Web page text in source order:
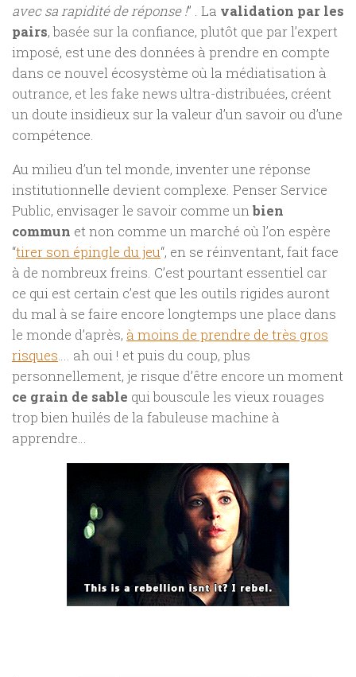
avec sa rapidité de réponse !” . La validation par les
pairs, basée sur la confiance, plutôt que par l’expert
imposé, est une des données à prendre en compte
dans ce nouvel écosystème où la médiatisation à
outrance, et les fake news ultra-distribuées, créent
un doute insidieux sur la valeur d’un savoir ou d’une
compétence.
Au milieu d’un tel monde, inventer une réponse
institutionnelle devient complexe. Penser Service
Public, envisager le savoir comme un bien
commun et non comme un marché où l’on espère
“tirer son épingle du jeu“, en se réinventant, fait face
à de nombreux freins. C’est pourtant essentiel car
ce qui est certain c’est que les outils rigides auront
du mal à se faire encore longtemps une place dans
le monde d’après, à moins de prendre de très gros
risques …. ah oui ! et puis du coup, plus
personnellement, je risque d’être encore un moment
ce grain de sable qui bouscule les vieux rouages
trop bien huilés de la fabuleuse machine à
apprendre…